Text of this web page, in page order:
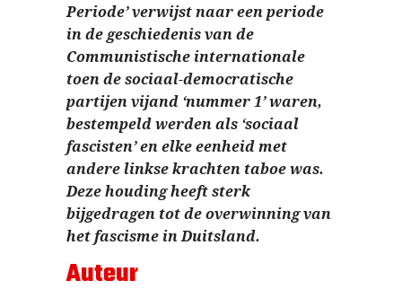
Periode’ verwijst naar een periode
in de geschiedenis van de
Communistische internationale
toen de sociaal-democratische
partijen vijand ‘nummer 1’ waren,
bestempeld werden als ‘sociaal
fascisten’ en elke eenheid met
andere linkse krachten taboe was.
Deze houding heeft sterk
bijgedragen tot de overwinning van
het fascisme in Duitsland.
Auteur